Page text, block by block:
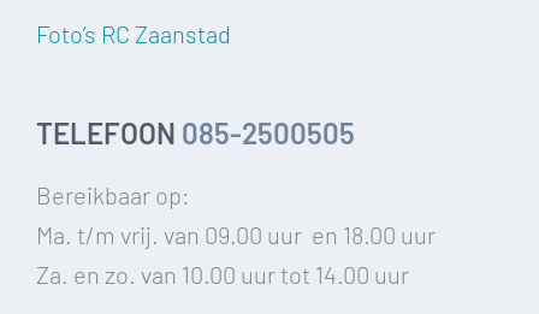
Foto’s RC Zaanstad
TELEFOON 085-2500505
Bereikbaar op:
Ma. t/m vrij. van 09.00 uur en 18.00 uur
Za. en zo. van 10.00 uur tot 14.00 uur